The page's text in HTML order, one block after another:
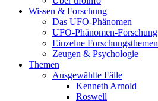
Wissen & Forschung
Das UFO-Phänomen
UFO-Phänomen-Forschung
Einzelne Forschungsthemen
Zeugen & Psychologie
Themen
Ausgewählte Fälle
Kenneth Arnold
Roswell